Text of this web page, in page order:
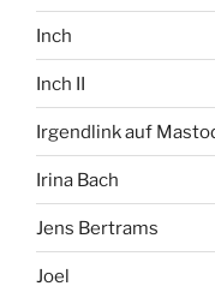
Inch
Inch II
Irgendlink auf
Irina Bach
Jens Bertrams
Joel